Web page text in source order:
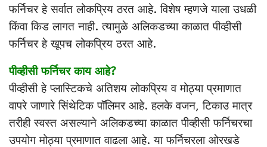
फर्निचर हे सर्वात लोकप्रिय ठरत आहे. विशेष म्हणजे याला उधळी
किंवा किड लागत नाही. त्यामुळे अलिकडच्या काळात पीव्हीसी
फर्निचर हे खूपच लोकप्रिय ठरत आहे.
पीव्हीसी फर्निचर काय आहे?
पीव्हीसी हे प्लास्टिकचे अतिशय लोकप्रिय व मोठ्या प्रमाणात
वापरे जाणारे सिंथेटिक पॉलिमर आहे. हलके वजन, टिकाउ मात्र
तरीही स्वस्त असल्याने अलिकडच्या काळात पीव्हीसी फर्निचरचा
उपयोग मोठ्या प्रमाणात वाढला आहे. या फर्निचरला ओरखडे